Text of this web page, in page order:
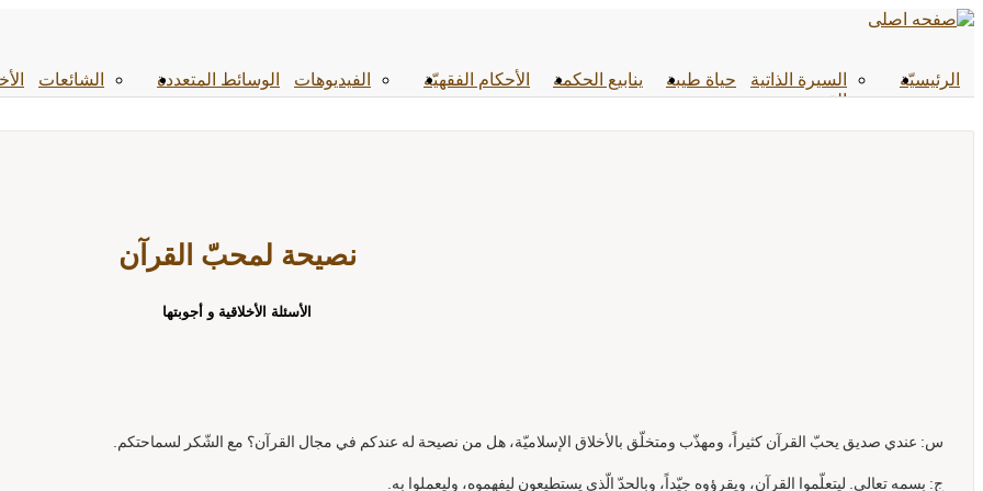
الرئیسیّة حياة طيبة
السيرة الذاتية
القصص
ينابيع الحكمة الأحکام الفقهیّة الوسائط المتعددة الفیدیوهات الشائعات
نصيحة لمحبّ القرآن
الأسئلة الأخلاقية و أجوبتها
س: عندي صديق يحبّ القرآن كثيراً، ومهذّب ومتخلّق بالأخلاق الإسلاميّة، هل من نصيحة له عندكم في مجال القرآن؟ مع الشّكر لسماحتكم.
ج: بسمه تعالى. ليتعلّموا القرآن، ويقرؤوه جيّداً، وبالحدّ الّذي يستطيعون ليفهموه، وليعملوا به.